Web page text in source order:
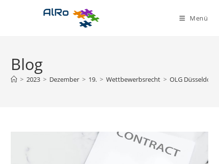
Menü
Blog
> 2023 > Dezember > 19. > Wettbewerbsrecht > OLG